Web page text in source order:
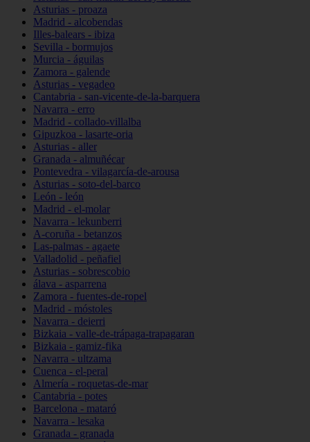
Asturias - proaza
Madrid - alcobendas
Illes-balears - ibiza
Sevilla - bormujos
Murcia - águilas
Zamora - galende
Asturias - vegadeo
Cantabria - san-vicente-de-la-barquera
Navarra - erro
Madrid - collado-villalba
Gipuzkoa - lasarte-oria
Asturias - aller
Granada - almuñécar
Pontevedra - vilagarcía-de-arousa
Asturias - soto-del-barco
León - león
Madrid - el-molar
Navarra - lekunberri
A-coruña - betanzos
Las-palmas - agaete
Valladolid - peñafiel
Asturias - sobrescobio
álava - asparrena
Zamora - fuentes-de-ropel
Madrid - móstoles
Navarra - deierri
Bizkaia - valle-de-trápaga-trapagaran
Bizkaia - gamiz-fika
Navarra - ultzama
Cuenca - el-peral
Almería - roquetas-de-mar
Cantabria - potes
Barcelona - mataró
Navarra - lesaka
Granada - granada